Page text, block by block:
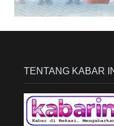
TENTANG KABAR